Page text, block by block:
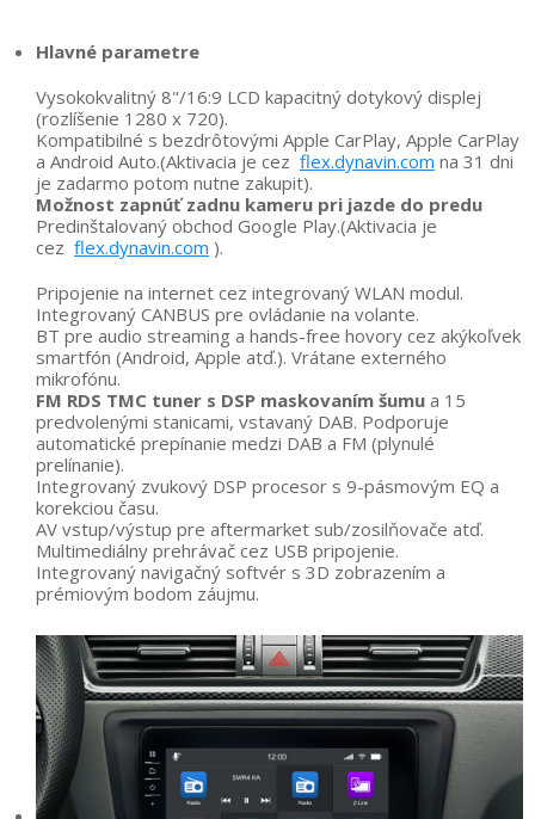
Hlavné parametre
Vysokokvalitný 8"/16:9 LCD kapacitný dotykový displej
(rozlíšenie 1280 x 720).
Kompatibilné s bezdrôtovými Apple CarPlay, Apple CarPlay
a Android Auto.(Aktivacia je cez flex.dynavin.com na 31 dni
je zadarmo potom nutne zakupit).
Možnost zapnúť zadnu kameru pri jazde do predu
Predinštalovaný obchod Google Play.(Aktivacia je
cez flex.dynavin.com ).
Pripojenie na internet cez integrovaný WLAN modul.
Integrovaný CANBUS pre ovládanie na volante.
BT pre audio streaming a hands-free hovory cez akýkoľvek
smartfón (Android, Apple atď.). Vrátane externého
mikrofónu.
FM RDS TMC tuner s DSP maskovaním šumu a 15
predvolenými stanicami, vstavaný DAB. Podporuje
automatické prepínanie medzi DAB a FM (plynulé
prelínanie).
Integrovaný zvukový DSP procesor s 9-pásmovým EQ a
korekciou času.
AV vstup/výstup pre aftermarket sub/zosilňovače atď.
Multimediálny prehrávač cez USB pripojenie.
Integrovaný navigačný softvér s 3D zobrazením a
prémiovým bodom záujmu.